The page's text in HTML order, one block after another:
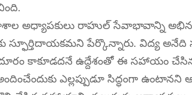
అధ్యాపకులు రాహుల్ సేవాభావాన్ని
స్ఫూర్తిదాయకమని పేర్కొన్నారు. విద్య
కాకూడదనే ఉద్దేశంతో ఈ సహాయం
ఎల్లప్పుడూ సిద్ధంగా